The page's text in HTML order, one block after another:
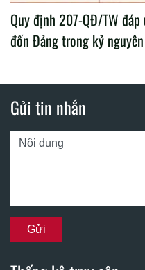
Quy định 207-QĐ/TW
đốn Đảng trong kỷ
Gửi tin nhắn